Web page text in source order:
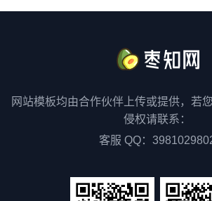
网站模板均由合作伙伴上传或提供，若
侵权请联系：
客服 QQ：